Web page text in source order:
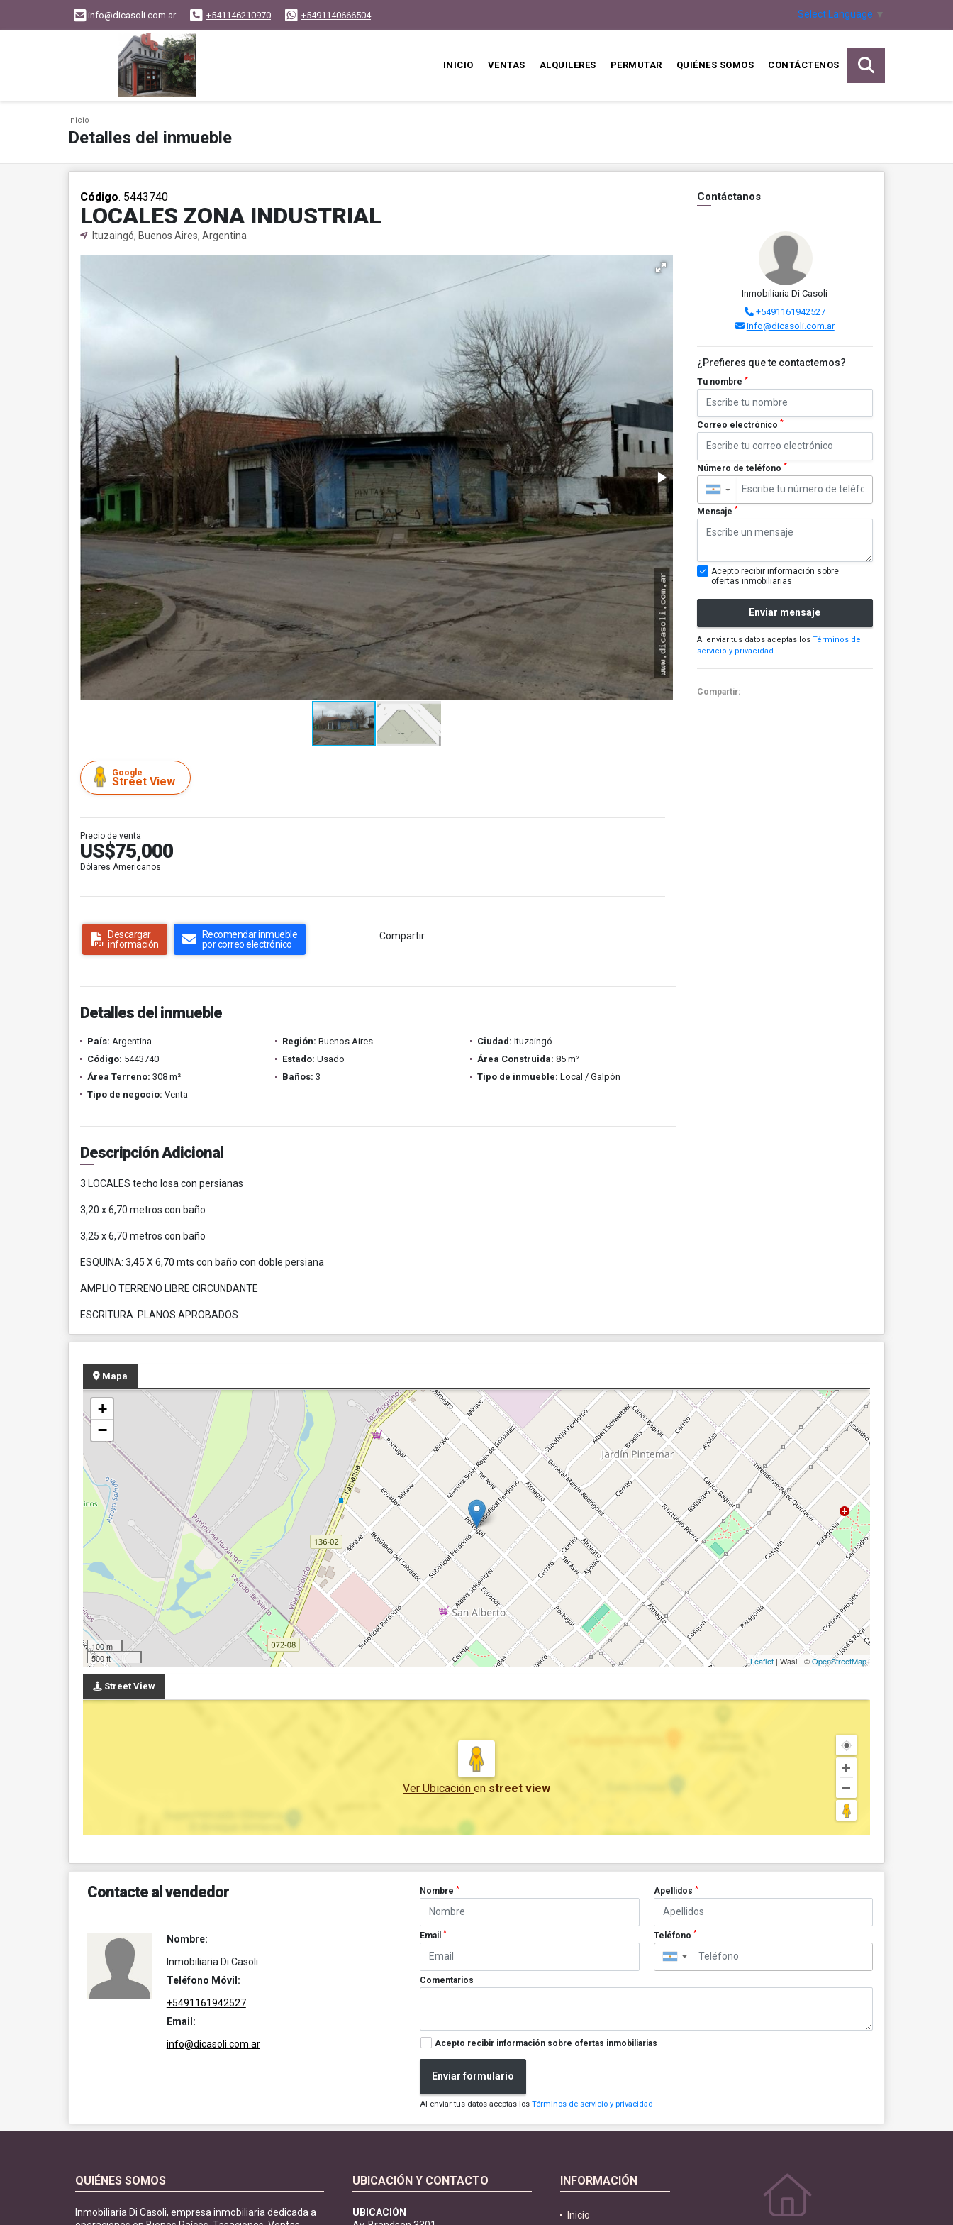
info@dicasoli.com.ar +541146210970 +5491140666504 Select Language ▼
INICIO VENTAS ALQUILERES PERMUTAR QUIÉNES SOMOS CONTÁCTENOS
Inicio
Detalles del inmueble
Código. 5443740
LOCALES ZONA INDUSTRIAL
Ituzaingó, Buenos Aires, Argentina
Google
Street View
Precio de venta
US$75,000
Dólares Americanos
Descargar
información
Recomendar inmueble
por correo electrónico
Compartir
Detalles del inmueble
País: Argentina Región: Buenos Aires Ciudad: Ituzaingó
Código: 5443740 Estado: Usado Área Construida: 85 m²
Área Terreno: 308 m² Baños: 3 Tipo de inmueble: Local / Galpón
Tipo de negocio: Venta
Descripción Adicional
3 LOCALES techo losa con persianas
3,20 x 6,70 metros con baño
3,25 x 6,70 metros con baño
ESQUINA: 3,45 X 6,70 mts con baño con doble persiana
AMPLIO TERRENO LIBRE CIRCUNDANTE
ESCRITURA. PLANOS APROBADOS
Contáctanos
Inmobiliaria Di Casoli
+5491161942527
info@dicasoli.com.ar
¿Prefieres que te contactemos?
Tu nombre *
Correo electrónico *
Número de teléfono *
▼
Mensaje *
Acepto recibir información sobre
ofertas inmobiliarias
Enviar mensaje
Al enviar tus datos aceptas los Términos de
servicio y privacidad
Compartir:
Mapa
+
−
100 m
500 ft
Leaflet | Wasi - ©OpenStreetMap
Street View
Ver Ubicación en street view
Contacte al vendedor
Nombre:
Inmobiliaria Di Casoli
Teléfono Móvil:
+5491161942527
Email:
info@dicasoli.com.ar
Nombre* Apellidos *
Email* Teléfono *
▼
Comentarios
Acepto recibir información sobre ofertas inmobiliarias
Enviar formulario
Al enviar tus datos aceptas losTérminos de servicio y privacidad
QUIÉNES SOMOS
Inmobiliaria Di Casoli, empresa inmobiliaria dedicada a
UBICACIÓN Y CONTACTO
UBICACIÓN
INFORMACIÓN
Inicio